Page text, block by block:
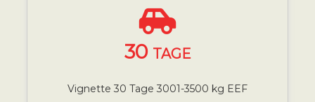
30 TAGE
Vignette 30 Tage 3001-3500 kg EEF